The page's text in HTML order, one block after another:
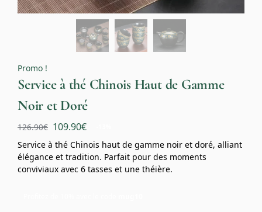
Promo !
Service à thé Chinois Haut de Gamme
Noir et Doré
126.90€ 109.90€
Service à thé Chinois haut de gamme noir et doré, alliant
élégance et tradition. Parfait pour des moments
conviviaux avec 6 tasses et une théière.